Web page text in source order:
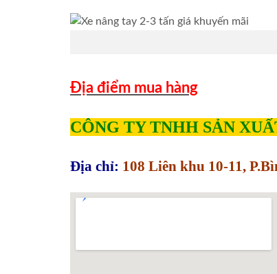
Địa điểm mua hàng
CÔNG TY TNHH SẢN
Địa chỉ: 108 Liên khu 10-11,